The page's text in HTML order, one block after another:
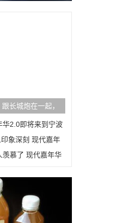
长城炮在一起，
华2.0即将来到宁波
象深刻 现代嘉年
慕了 现代嘉年华